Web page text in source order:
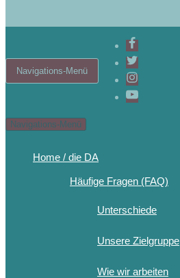
Navigations-Menü
Navigations-Menü
Home / die DA
Häufige Fragen (FAQ)
Unterschiede
Unsere Zielgruppe
Wie wir arbeiten